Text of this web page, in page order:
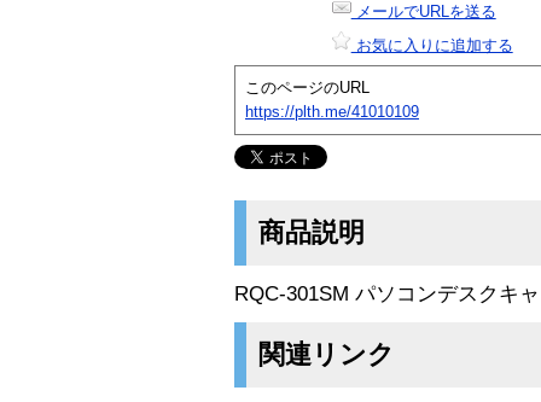
メールでURLを送る
お気に入りに追加する
このページのURL
https://plth.me/41010109
商品説明
RQC-301SM パソコンデスクキ
関連リンク